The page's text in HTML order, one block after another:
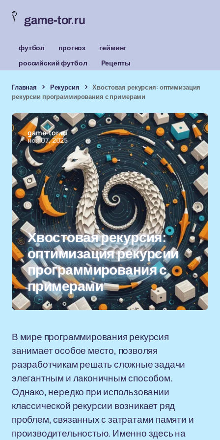
game-tor.ru
футбол прогноз
гейминг
российский футбол
Рецепты
Главная Рекурсия
Хвостовая рекурсия: оптимизация
рекурсии программирования с примерами
game-tor.ru
ноя 07, 2025
Хвостовая рекурсия:
оптимизация рекурсии
программирования с
примерами
В мире программирования рекурсия
занимает особое место, позволяя
разработчикам решать сложные задачи
элегантным и лаконичным способом.
Однако, нередко при использовании
классической рекурсии возникает ряд
проблем, связанных с затратами памяти и
производительностью. Именно здесь на